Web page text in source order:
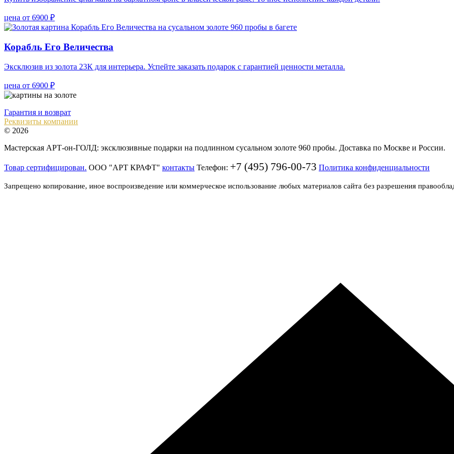
цена от 6900 ₽
Корабль Его Величества
Эксклюзив из золота 23К для интерьера. Успейте заказать подарок с гарантией ценности металла.
цена от 6900 ₽
Гарантия и возврат
Реквизиты компании
© 2026
Мастерская АРТ-он-ГОЛД: эксклюзивные подарки на подлинном сусальном золоте 960 пробы. Доставка по Москве и России.
Товар сертифицирован. ООО "АРТ КРАФТ" контакты Телефон: +7 (495) 796-00-73 Политика конфиденциальности
Запрещено копирование, иное воспроизведение или коммерческое использование любых материалов сайта без разрешения